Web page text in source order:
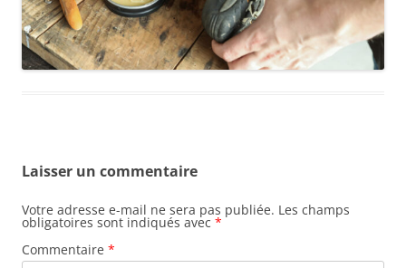
Laisser un commentaire
Votre adresse e-mail ne sera pas publiée. Les champs
obligatoires sont indiqués avec *
Commentaire *